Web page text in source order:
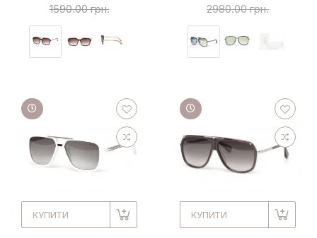
1590.00 грн. 2980.00 грн.
КУПИТИ КУПИТИ